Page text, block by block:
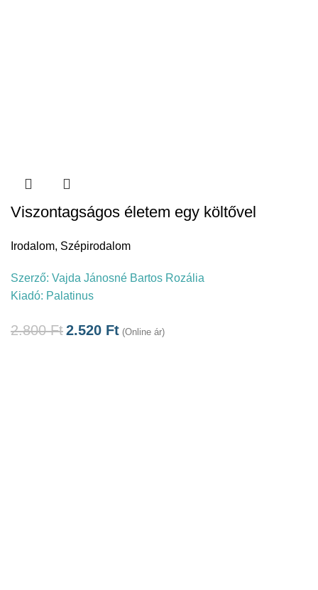
Viszontagságos életem egy költővel
Irodalom, Szépirodalom
Szerző: Vajda Jánosné Bartos Rozália
Kiadó: Palatinus
2.800Ft2.520 Ft (Online ár)